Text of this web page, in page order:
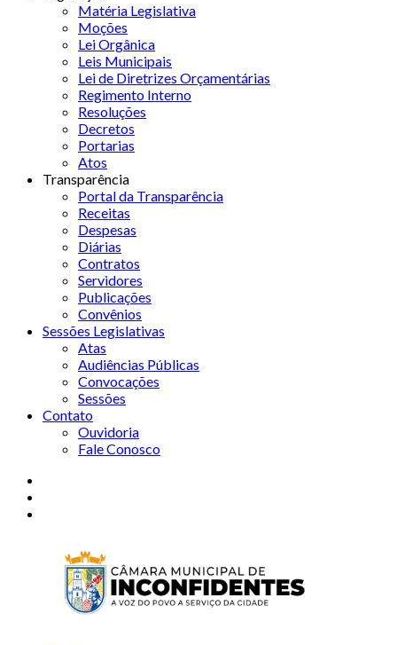
Matéria Legislativa
Moções
Lei Orgânica
Leis Municipais
Lei de Diretrizes Orçamentárias
Regimento Interno
Resoluções
Decretos
Portarias
Atos
Transparência
Portal da Transparência
Receitas
Despesas
Diárias
Contratos
Servidores
Publicações
Convênios
Sessões Legislativas
Atas
Audiências Públicas
Convocações
Sessões
Contato
Ouvidoria
Fale Conosco